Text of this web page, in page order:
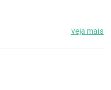
veja mais